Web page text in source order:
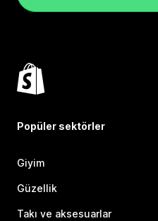
Popüler sektörler
Giyim
Güzellik
Takı ve aksesuarlar